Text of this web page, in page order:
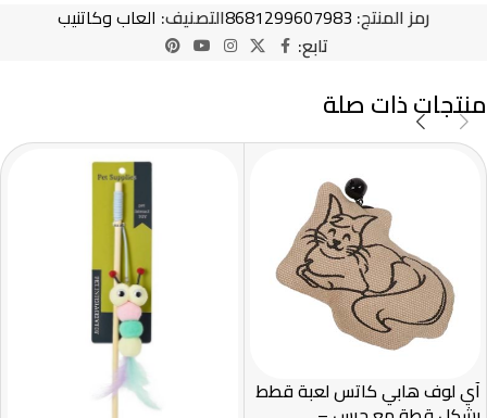
رمز المنتج: 8681299607983التصنيف: العاب وكاتنيب
تابع:
منتجات ذات صلة
آي لوف هابي كاتس لعبة قطط